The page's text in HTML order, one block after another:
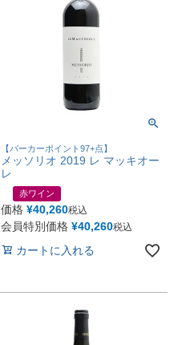
【パーカーポイント97+点】
メッソリオ 2019 レ マッキオー
レ
赤ワイン
価格 ¥40,260税込
会員特別価格 ¥40,260税込
カートに入れる